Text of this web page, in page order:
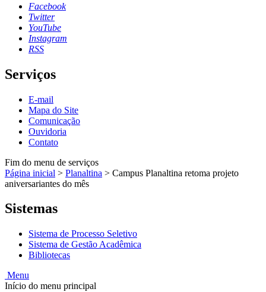
Facebook
Twitter
YouTube
Instagram
RSS
Serviços
E-mail
Mapa do Site
Comunicação
Ouvidoria
Contato
Fim do menu de serviços
Página inicial > Planaltina > Campus Planaltina retoma projeto
aniversariantes do mês
Sistemas
Sistema de Processo Seletivo
Sistema de Gestão Acadêmica
Bibliotecas
Menu
Início do menu principal